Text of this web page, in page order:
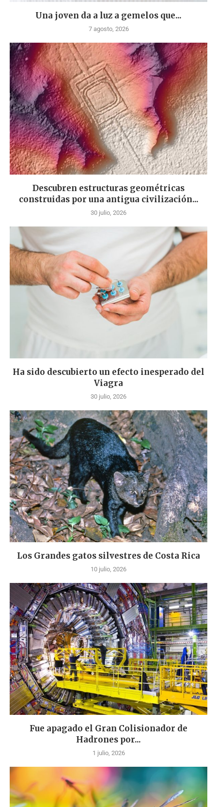
Una joven da a luz a gemelos que...
7 agosto, 2026
Descubren estructuras geométricas
construidas por una antigua civilización...
30 julio, 2026
Ha sido descubierto un efecto inesperado del
Viagra
30 julio, 2026
Los Grandes gatos silvestres de Costa Rica
10 julio, 2026
Fue apagado el Gran Colisionador de
Hadrones por...
1 julio, 2026